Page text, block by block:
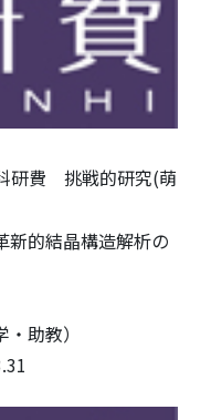
研費 挑戦的研究(萌
新的結晶構造解析の
助教）